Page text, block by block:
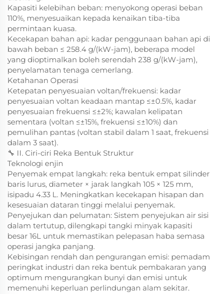
Kapasiti kelebihan beban: menyokong operasi beban
110%, menyesuaikan kepada kenaikan tiba-tiba
permintaan kuasa.
Kecekapan bahan api: kadar penggunaan bahan api di
bawah beban ≤ 258.4 g/(kW-jam), beberapa model
yang dioptimalkan boleh serendah 238 g/(kW-jam),
penyelamatan tenaga cemerlang.
Ketahanan Operasi
Ketepatan penyesuaian voltan/frekuensi: kadar
penyesuaian voltan keadaan mantap ≤±0.5%, kadar
penyesuaian frekuensi ≤±2%; kawalan kelipatan
sementara (voltan ≤±15%, frekuensi ≤±10%) dan
pemulihan pantas (voltan stabil dalam 1 saat, frekuensi
dalam 3 saat).
🔧 II. Ciri-ciri Reka Bentuk Struktur
Teknologi enjin
Penyemak empat langkah: reka bentuk empat silinder
baris lurus, diameter × jarak langkah 105 × 125 mm,
isipadu 4.33 L. Meningkatkan kecekapan hisapan dan
kesesuaian dataran tinggi melalui penyemak.
Penyejukan dan pelumatan: Sistem penyejukan air sisi
dalam tertutup, dilengkapi tangki minyak kapasiti
besar 16L untuk memastikan pelepasan haba semasa
operasi jangka panjang.
Kebisingan rendah dan pengurangan emisi: pemadam
peringkat industri dan reka bentuk pembakaran yang
optimum mengurangkan bunyi dan emisi untuk
memenuhi keperluan perlindungan alam sekitar.